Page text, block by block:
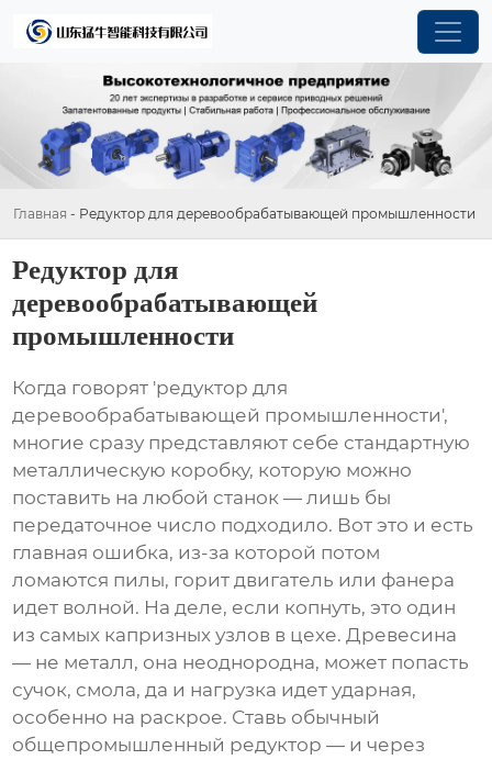
Главная - Редуктор для деревообрабатывающей промышленности
Редуктор для
деревообрабатывающей
промышленности
Когда говорят 'редуктор для
деревообрабатывающей промышленности',
многие сразу представляют себе стандартную
металлическую коробку, которую можно
поставить на любой станок — лишь бы
передаточное число подходило. Вот это и есть
главная ошибка, из-за которой потом
ломаются пилы, горит двигатель или фанера
идет волной. На деле, если копнуть, это один
из самых капризных узлов в цехе. Древесина
— не металл, она неоднородна, может попасть
сучок, смола, да и нагрузка идет ударная,
особенно на раскрое. Ставь обычный
общепромышленный редуктор — и через